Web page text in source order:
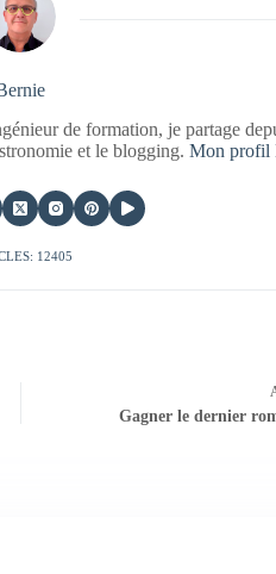
de formation, je partage
et le blogging.Mon profil
12405
Gagner le dernier